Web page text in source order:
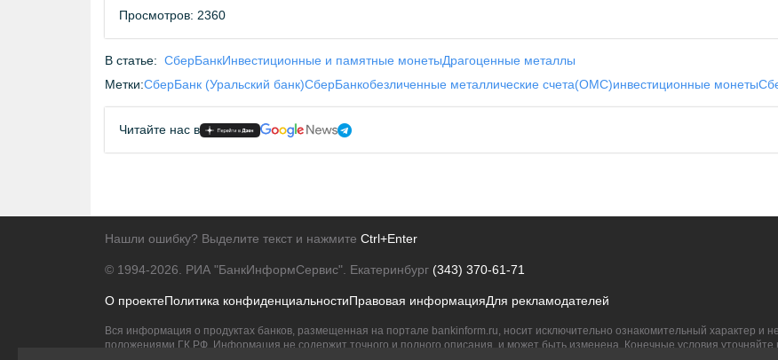
Просмотров: 2360
В статье: СберБанкИнвестиционные и памятные монетыДрагоценные металлы
Метки:СберБанк (Уральский банк)СберБанкобезличенные металлические счета(ОМС)инвестиционные монеты
Читайте нас в
Нашли ошибку? Выделите текст и нажмите Ctrl+Enter
© 1994-2026. РИА "БанкИнформСервис". Екатеринбург (343) 370-61-71
О проектеПолитика конфиденциальностиПравовая информацияДля рекламодателей
Вся информация о продуктах банков, размещенная на портале bankinform.ru, носит исключительно ознакомительный характер и
положениями ГК РФ. Информация не содержит точного и полного описания, и может быть изменена. Конечные условия уточняйте